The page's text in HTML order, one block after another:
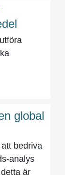
global
bedriva
analys
är